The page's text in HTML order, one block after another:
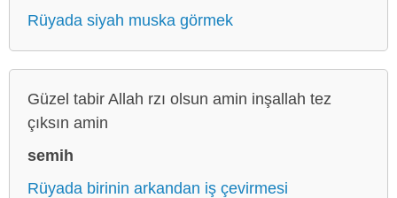
Rüyada siyah muska görmek
Güzel tabir Allah rzı olsun amin inşallah tez
çıksın amin
semih
Rüyada birinin arkandan iş çevirmesi